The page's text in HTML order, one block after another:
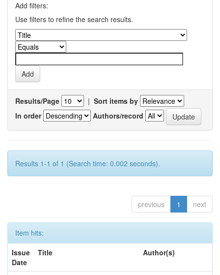
Add filters:
Use filters to refine the search results.
Results/Page | Sort items by
In order
Authors/record
Results 1-1 of 1 (Search time: 0.002 seconds).
previous 1 next
Item hits:
Issue
Date
Title Author(s)